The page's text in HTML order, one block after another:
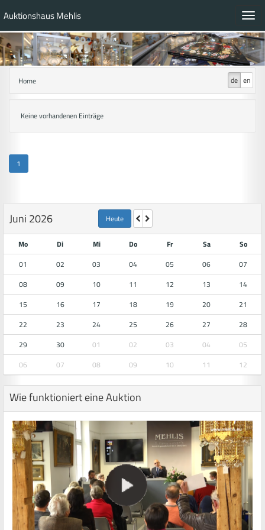
Auktionshaus Mehlis
de en
Home
Keine vorhandenen Einträge
1
Juni 2026 Heute
Mo Di Mi Do Fr Sa
So
01
02 03 04 05 06
07
08
09 10 11 12 13
14
15
16 17 18 19 20
21
22
23 24 25 26 27
28
29
30 01 02 03 04
05
06
07 08 09 10 11 12
Wie funktioniert eine Auktion